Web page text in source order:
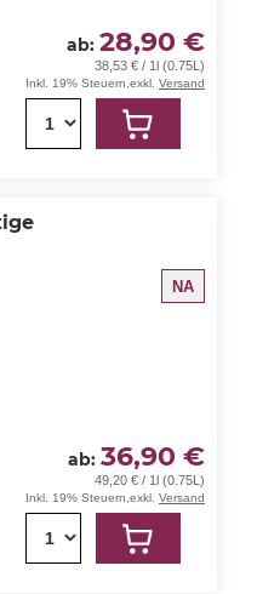
ab 28,90 €
38,53 € / 1l (0.75L)
Inkl. 19% Steuern exkl. Versand
1
NA
ab 36,90 €
49,20 € / 1l (0.75L)
Inkl. 19% Steuern exkl. Versand
1